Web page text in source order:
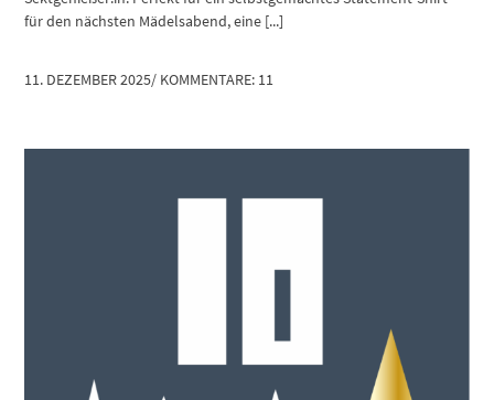
für den nächsten Mädelsabend, eine [...]
11. DEZEMBER 2025/ KOMMENTARE: 11